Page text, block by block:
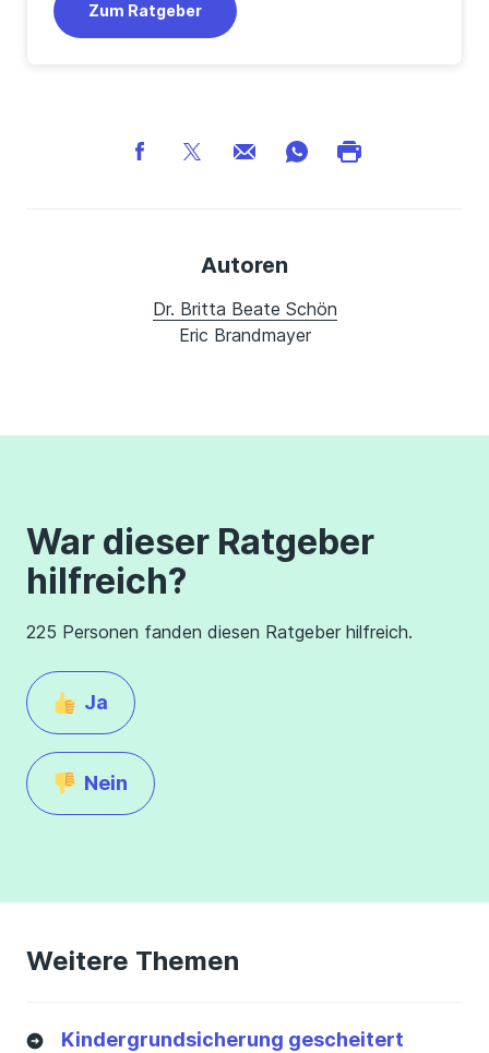
Zum Ratgeber
Autoren
Dr. Britta Beate Schön
Eric Brandmayer
War dieser Ratgeber
hilfreich?
225 Personen fanden diesen Ratgeber hilfreich.
Ja
Nein
Weitere Themen
Kindergrundsicherung gescheitert